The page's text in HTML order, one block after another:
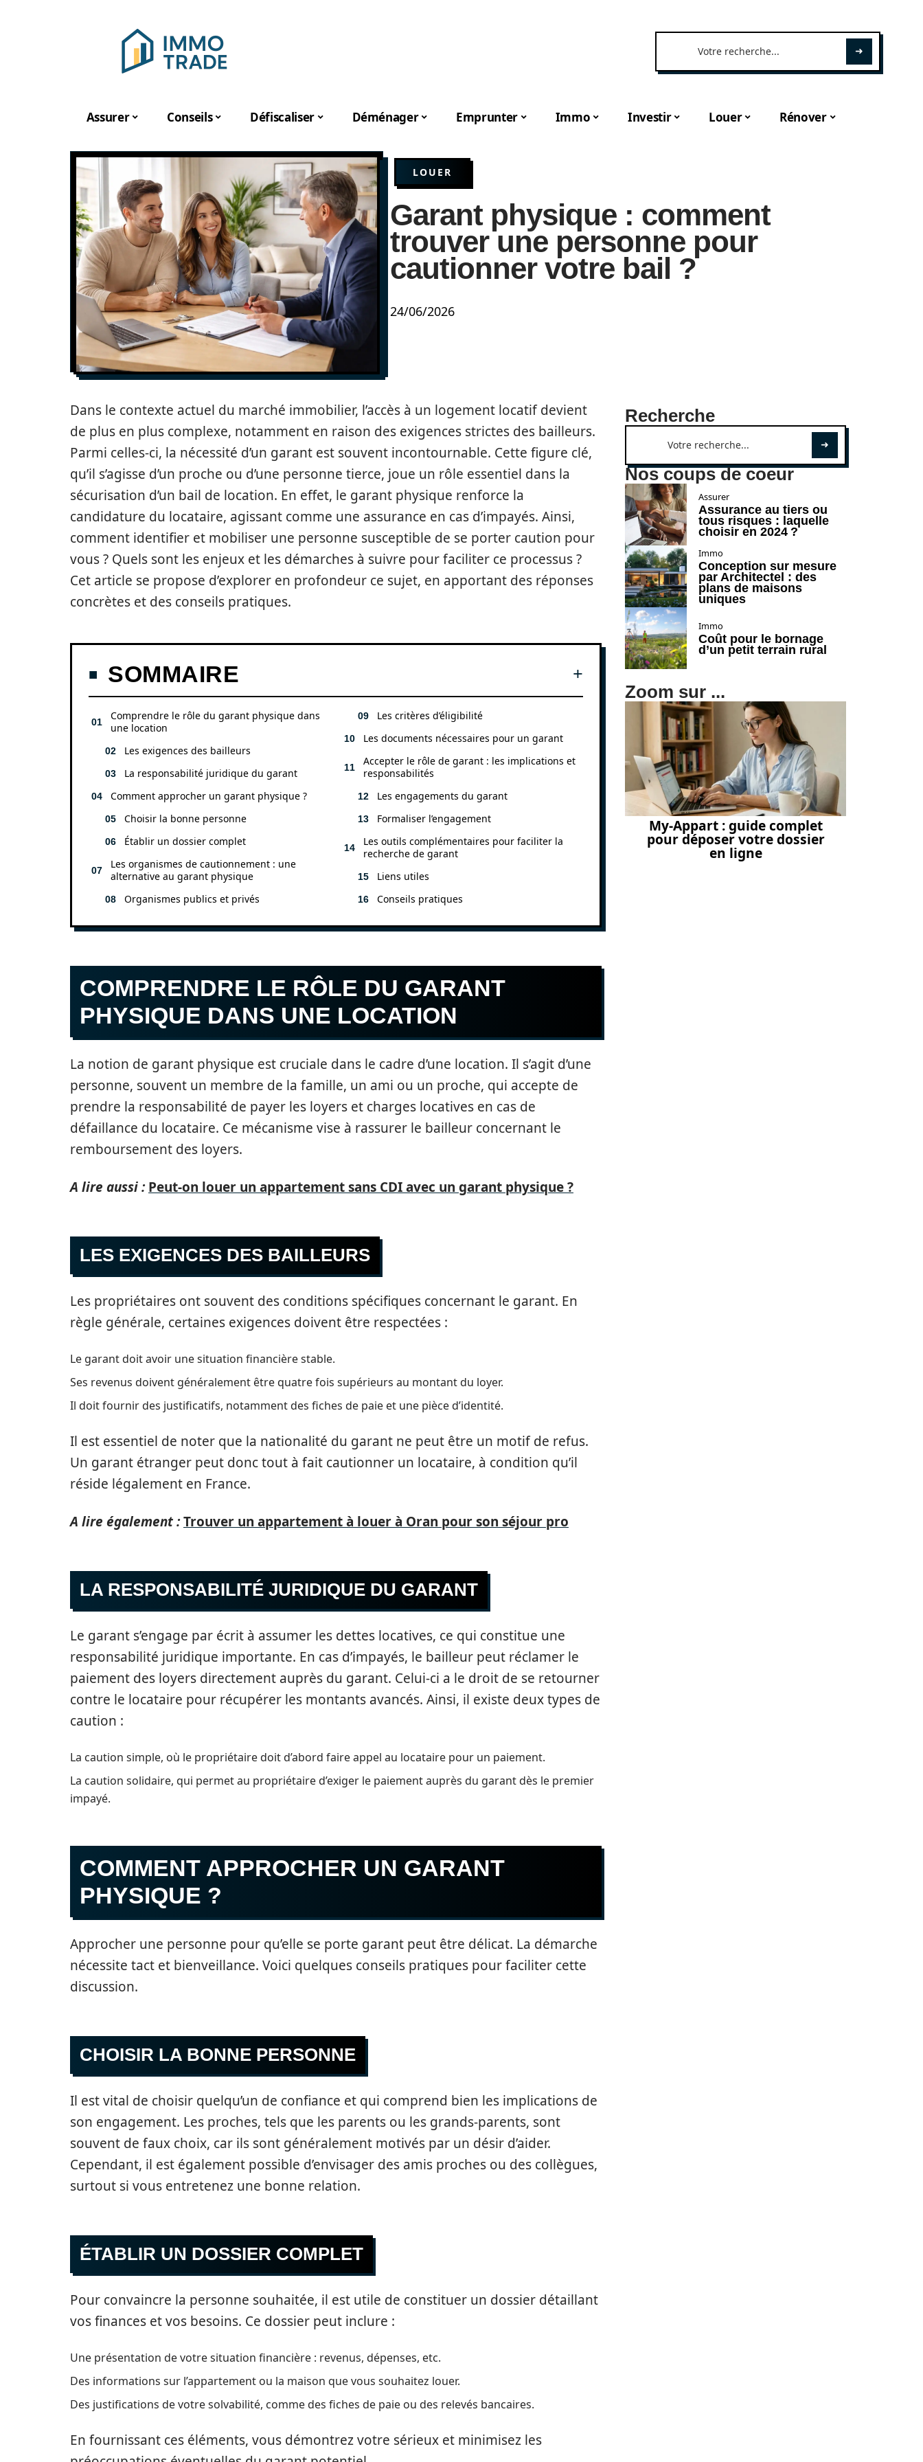
Assurer Conseils Défiscaliser Déménager Emprunter Immo Investir Louer Rénover
LOUER
Garant physique : comment
trouver une personne pour
cautionner votre bail ?
24/06/2026
Dans le contexte actuel du marché immobilier, l’accès à un logement locatif devient
de plus en plus complexe, notamment en raison des exigences strictes des bailleurs.
Parmi celles-ci, la nécessité d’un garant est souvent incontournable. Cette figure clé,
qu’il s’agisse d’un proche ou d’une personne tierce, joue un rôle essentiel dans la
sécurisation d’un bail de location. En effet, le garant physique renforce la
candidature du locataire, agissant comme une assurance en cas d’impayés. Ainsi,
comment identifier et mobiliser une personne susceptible de se porter caution pour
vous ? Quels sont les enjeux et les démarches à suivre pour faciliter ce processus ?
Cet article se propose d’explorer en profondeur ce sujet, en apportant des réponses
concrètes et des conseils pratiques.
SOMMAIRE
Comprendre le rôle du garant physique dans
une location
Les exigences des bailleurs
La responsabilité juridique du garant
Comment approcher un garant physique ?
Choisir la bonne personne
Établir un dossier complet
Les organismes de cautionnement : une
alternative au garant physique
Organismes publics et privés
Les critères d’éligibilité
Les documents nécessaires pour un garant
Accepter le rôle de garant : les implications et
responsabilités
Les engagements du garant
Formaliser l’engagement
Les outils complémentaires pour faciliter la
recherche de garant
Liens utiles
Conseils pratiques
COMPRENDRE LE RÔLE DU GARANT
PHYSIQUE DANS UNE LOCATION
La notion de garant physique est cruciale dans le cadre d’une location. Il s’agit d’une
personne, souvent un membre de la famille, un ami ou un proche, qui accepte de
prendre la responsabilité de payer les loyers et charges locatives en cas de
défaillance du locataire. Ce mécanisme vise à rassurer le bailleur concernant le
remboursement des loyers.
A lire aussi : Peut-on louer un appartement sans CDI avec un garant physique ?
LES EXIGENCES DES BAILLEURS
Les propriétaires ont souvent des conditions spécifiques concernant le garant. En
règle générale, certaines exigences doivent être respectées :
Le garant doit avoir une situation financière stable.
Ses revenus doivent généralement être quatre fois supérieurs au montant du loyer.
Il doit fournir des justificatifs, notamment des fiches de paie et une pièce d’identité.
Il est essentiel de noter que la nationalité du garant ne peut être un motif de refus.
Un garant étranger peut donc tout à fait cautionner un locataire, à condition qu’il
réside légalement en France.
A lire également :Trouver un appartement à louer à Oran pour son séjour pro
LA RESPONSABILITÉ JURIDIQUE DU GARANT
Le garant s’engage par écrit à assumer les dettes locatives, ce qui constitue une
responsabilité juridique importante. En cas d’impayés, le bailleur peut réclamer le
paiement des loyers directement auprès du garant. Celui-ci a le droit de se retourner
contre le locataire pour récupérer les montants avancés. Ainsi, il existe deux types de
caution :
La caution simple, où le propriétaire doit d’abord faire appel au locataire pour un paiement.
La caution solidaire, qui permet au propriétaire d’exiger le paiement auprès du garant dès le premier
impayé.
COMMENT APPROCHER UN GARANT
PHYSIQUE ?
Approcher une personne pour qu’elle se porte garant peut être délicat. La démarche
nécessite tact et bienveillance. Voici quelques conseils pratiques pour faciliter cette
discussion.
CHOISIR LA BONNE PERSONNE
Il est vital de choisir quelqu’un de confiance et qui comprend bien les implications de
son engagement. Les proches, tels que les parents ou les grands-parents, sont
souvent de faux choix, car ils sont généralement motivés par un désir d’aider.
Cependant, il est également possible d’envisager des amis proches ou des collègues,
surtout si vous entretenez une bonne relation.
ÉTABLIR UN DOSSIER COMPLET
Pour convaincre la personne souhaitée, il est utile de constituer un dossier détaillant
vos finances et vos besoins. Ce dossier peut inclure :
Une présentation de votre situation financière : revenus, dépenses, etc.
Des informations sur l’appartement ou la maison que vous souhaitez louer.
Des justifications de votre solvabilité, comme des fiches de paie ou des relevés bancaires.
En fournissant ces éléments, vous démontrez votre sérieux et minimisez les
Recherche
Nos coups de coeur
Assurer
Assurance au tiers ou
tous risques : laquelle
choisir en 2024 ?
Immo
Conception sur mesure
par Architectel : des
plans de maisons
uniques
Immo
Coût pour le bornage
d’un petit terrain rural
Zoom sur ...
My-Appart : guide complet
pour déposer votre dossier
en ligne